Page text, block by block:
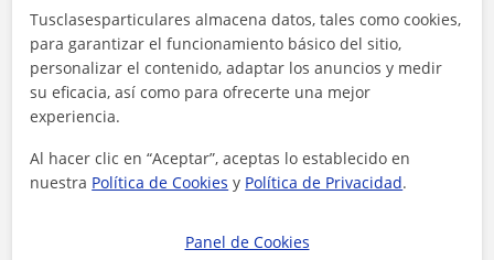
1ª clase gratis
Tusclasesparticulares almacena datos, tales como cookies,
para garantizar el funcionamiento básico del sitio,
personalizar el contenido, adaptar los anuncios y medir
su eficacia, así como para ofrecerte una mejor
experiencia.
Al hacer clic en “Aceptar”, aceptas lo establecido en
nuestra Política de Cookies y Política de Privacidad.
Panel de Cookies